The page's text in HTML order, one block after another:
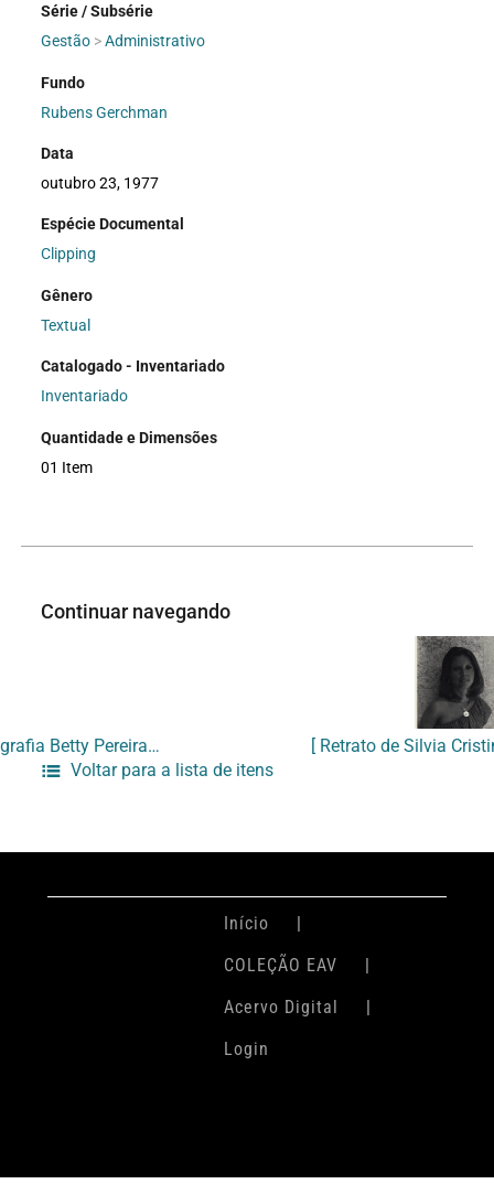
Série / Subsérie
Gestão >Administrativo
Fundo
Rubens Gerchman
Data
outubro 23, 1977
Espécie Documental
Clipping
Gênero
Textual
Catalogado - Inventariado
Inventariado
Quantidade e Dimensões
01 Item
Continuar navegando
[Convite da exposição “RED” da fotografia Betty Pereira na Meridlan Gallery]
Voltar para a lista de itens
Início
COLEÇÃO EAV
Acervo Digital
Login